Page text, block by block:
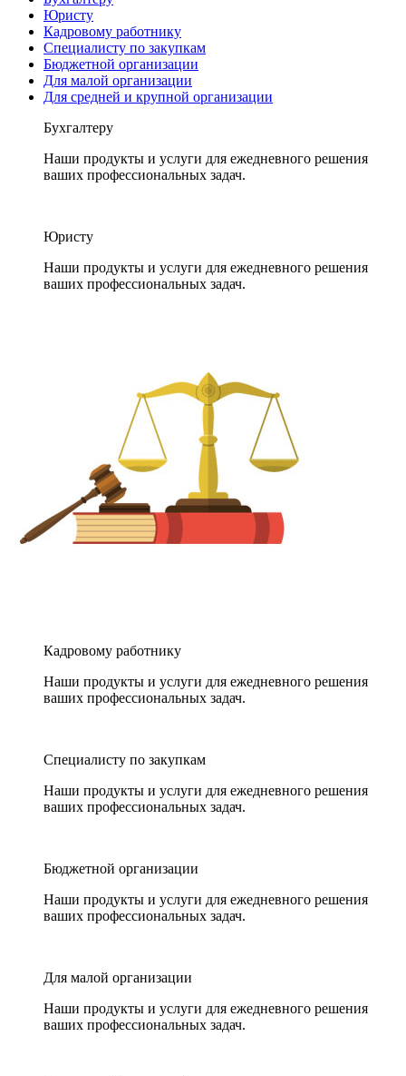
Юристу
Кадровому работнику
Специалисту по закупкам
Бюджетной организации
Для малой организации
Для средней и крупной организации
Бухгалтеру
Наши продукты и услуги для ежедневного решения
ваших профессиональных задач.
Юристу
Наши продукты и услуги для ежедневного решения
ваших профессиональных задач.
Кадровому работнику
Наши продукты и услуги для ежедневного решения
ваших профессиональных задач.
Специалисту по закупкам
Наши продукты и услуги для ежедневного решения
ваших профессиональных задач.
Бюджетной организации
Наши продукты и услуги для ежедневного решения
ваших профессиональных задач.
Для малой организации
Наши продукты и услуги для ежедневного решения
ваших профессиональных задач.